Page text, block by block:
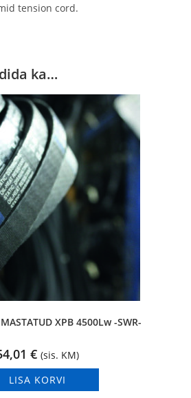
tension cord.
ka…
XPB 4500Lw -SWR-
€ (sis. KM)
LISA KORVI